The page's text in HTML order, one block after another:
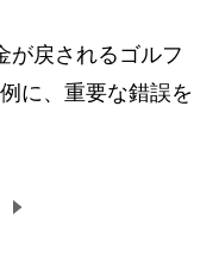
戻されるゴルフ
に、重要な錯誤を